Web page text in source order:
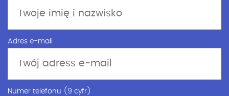
Adres e-mail
Numer telefonu (9 cyfr)